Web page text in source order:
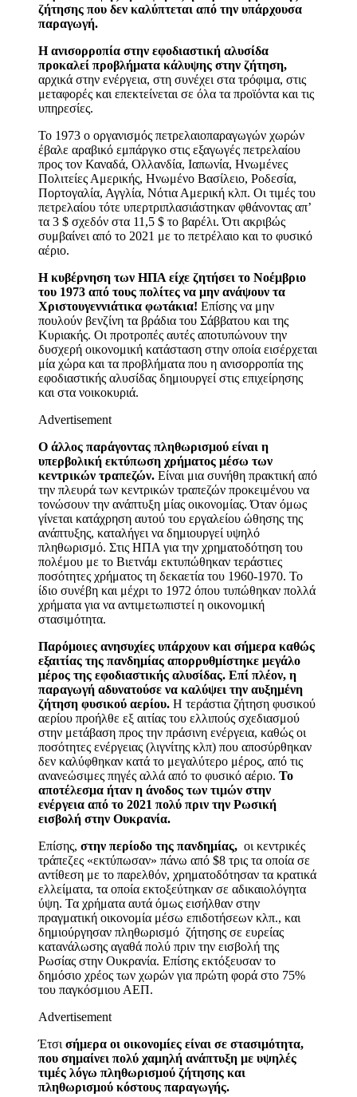
ζήτησης που δεν καλύπτεται από την υπάρχουσα
παραγωγή.
Η ανισορροπία στην εφοδιαστική αλυσίδα
προκαλεί προβλήματα κάλυψης στην ζήτηση,
αρχικά στην ενέργεια, στη συνέχει στα τρόφιμα, στις
μεταφορές και επεκτείνεται σε όλα τα προϊόντα και τις
υπηρεσίες.
Το 1973 ο οργανισμός πετρελαιοπαραγωγών χωρών
έβαλε αραβικό εμπάργκο στις εξαγωγές πετρελαίου
προς τον Καναδά, Ολλανδία, Ιαπωνία, Ηνωμένες
Πολιτείες Αμερικής, Ηνωμένο Βασίλειο, Ροδεσία,
Πορτογαλία, Αγγλία, Νότια Αμερική κλπ. Οι τιμές του
πετρελαίου τότε υπερτριπλασιάστηκαν φθάνοντας απ’
τα 3 $ σχεδόν στα 11,5 $ το βαρέλι. Ότι ακριβώς
συμβαίνει από το 2021 με το πετρέλαιο και το φυσικό
αέριο.
Η κυβέρνηση των ΗΠΑ είχε ζητήσει το Νοέμβριο
του 1973 από τους πολίτες να μην ανάψουν τα
Χριστουγεννιάτικα φωτάκια! Επίσης να μην
πουλούν βενζίνη τα βράδια του Σάββατου και της
Κυριακής. Οι προτροπές αυτές αποτυπώνουν την
δυσχερή οικονομική κατάσταση στην οποία εισέρχεται
μία χώρα και τα προβλήματα που η ανισορροπία της
εφοδιαστικής αλυσίδας δημιουργεί στις επιχείρησης
και στα νοικοκυριά.
Advertisement
Ο άλλος παράγοντας πληθωρισμού είναι η
υπερβολική εκτύπωση χρήματος μέσω των
κεντρικών τραπεζών. Είναι μια συνήθη πρακτική από
την πλευρά των κεντρικών τραπεζών προκειμένου να
τονώσουν την ανάπτυξη μίας οικονομίας. Όταν όμως
γίνεται κατάχρηση αυτού του εργαλείου ώθησης της
ανάπτυξης, καταλήγει να δημιουργεί υψηλό
πληθωρισμό. Στις ΗΠΑ για την χρηματοδότηση του
πολέμου με το Βιετνάμ εκτυπώθηκαν τεράστιες
ποσότητες χρήματος τη δεκαετία του 1960-1970. Το
ίδιο συνέβη και μέχρι το 1972 όπου τυπώθηκαν πολλά
χρήματα για να αντιμετωπιστεί η οικονομική
στασιμότητα.
Παρόμοιες ανησυχίες υπάρχουν και σήμερα καθώς
εξαιτίας της πανδημίας απορρυθμίστηκε μεγάλο
μέρος της εφοδιαστικής αλυσίδας. Επί πλέον, η
παραγωγή αδυνατούσε να καλύψει την αυξημένη
ζήτηση φυσικού αερίου. Η τεράστια ζήτηση φυσικού
αερίου προήλθε εξ αιτίας του ελλιπούς σχεδιασμού
στην μετάβαση προς την πράσινη ενέργεια, καθώς οι
ποσότητες ενέργειας (λιγνίτης κλπ) που αποσύρθηκαν
δεν καλύφθηκαν κατά το μεγαλύτερο μέρος, από τις
ανανεώσιμες πηγές αλλά από το φυσικό αέριο. Το
αποτέλεσμα ήταν η άνοδος των τιμών στην
ενέργεια από το 2021 πολύ πριν την Ρωσική
εισβολή στην Ουκρανία.
Επίσης, στην περίοδο της πανδημίας, οι κεντρικές
τράπεζες «εκτύπωσαν» πάνω από $8 τρις τα οποία σε
αντίθεση με το παρελθόν, χρηματοδότησαν τα κρατικά
ελλείματα, τα οποία εκτοξεύτηκαν σε αδικαιολόγητα
ύψη. Τα χρήματα αυτά όμως εισήλθαν στην
πραγματική οικονομία μέσω επιδοτήσεων κλπ., και
δημιούργησαν πληθωρισμό ζήτησης σε ευρείας
κατανάλωσης αγαθά πολύ πριν την εισβολή της
Ρωσίας στην Ουκρανία. Επίσης εκτόξευσαν το
δημόσιο χρέος των χωρών για πρώτη φορά στο 75%
του παγκόσμιου ΑΕΠ.
Advertisement
Έτσι σήμερα οι οικονομίες είναι σε στασιμότητα,
που σημαίνει πολύ χαμηλή ανάπτυξη με υψηλές
τιμές λόγω πληθωρισμού ζήτησης και
πληθωρισμού κόστους παραγωγής.